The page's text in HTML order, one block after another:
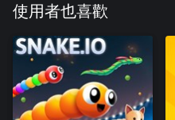
使用者也喜歡